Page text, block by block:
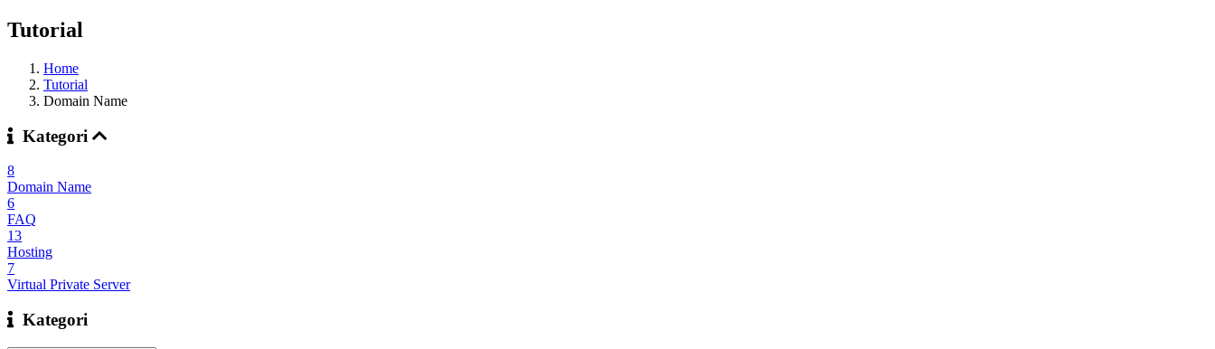
Tutorial
Home
Tutorial
Domain Name
Kategori
8
Domain Name
6
FAQ
13
Hosting
7
Virtual Private Server
Kategori